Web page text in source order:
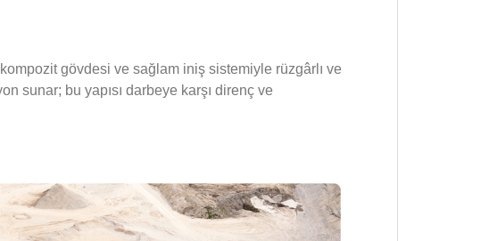
gövdesi ve sağlam iniş sistemiyle rüzgârlı ve
sunar; bu yapısı darbeye karşı direnç ve